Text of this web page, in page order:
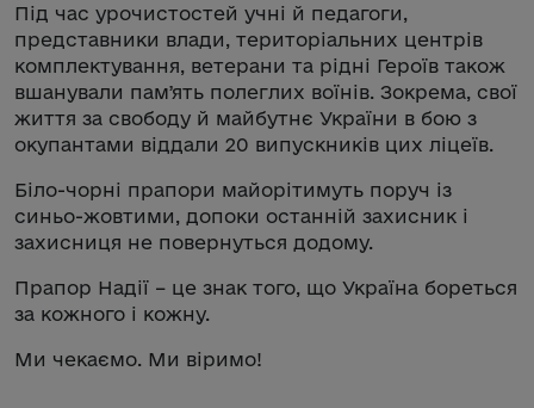
Під час урочистостей учні й педагоги,
представники влади, територіальних центрів
комплектування, ветерани та рідні Героїв також
вшанували памʼять полеглих воїнів. Зокрема, свої
життя за свободу й майбутнє України в бою з
окупантами віддали 20 випускників цих ліцеїв.
Біло-чорні прапори майорітимуть поруч із
синьо-жовтими, допоки останній захисник і
захисниця не повернуться додому.
Прапор Надії – це знак того, що Україна бореться
за кожного і кожну.
Ми чекаємо. Ми віримо!